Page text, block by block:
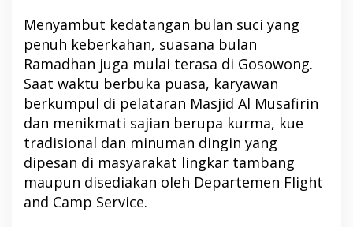
Menyambut kedatangan bulan suci yang
penuh keberkahan, suasana bulan
Ramadhan juga mulai terasa di Gosowong.
Saat waktu berbuka puasa, karyawan
berkumpul di pelataran Masjid Al Musafirin
dan menikmati sajian berupa kurma, kue
tradisional dan minuman dingin yang
dipesan di masyarakat lingkar tambang
maupun disediakan oleh Departemen Flight
and Camp Service.